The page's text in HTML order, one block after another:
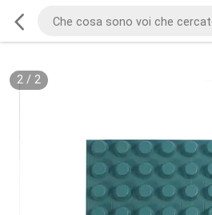
2/ 2